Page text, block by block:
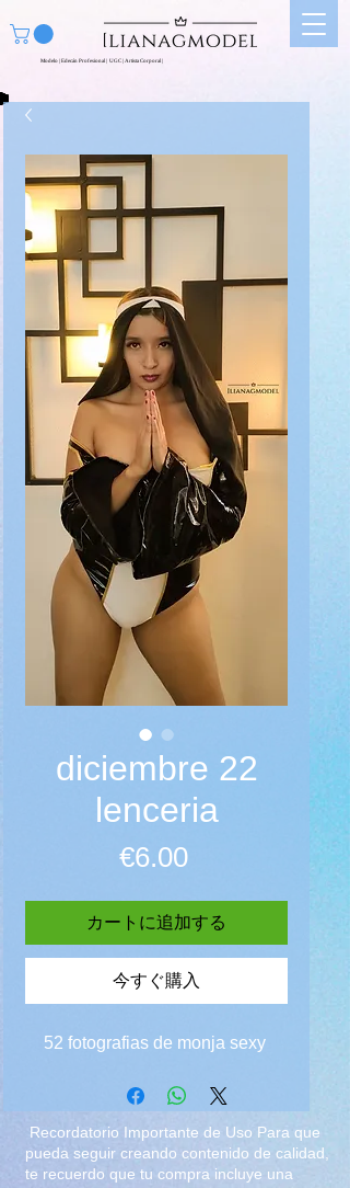
Modelo | Edecán Profesional | UGC | Artista Corporal |
diciembre 22
lenceria
€6.00価格
カートに追加する
今すぐ購入
52 fotografias de monja sexy
Recordatorio Importante de Uso Para que
pueda seguir creando contenido de calidad,
te recuerdo que tu compra incluye una